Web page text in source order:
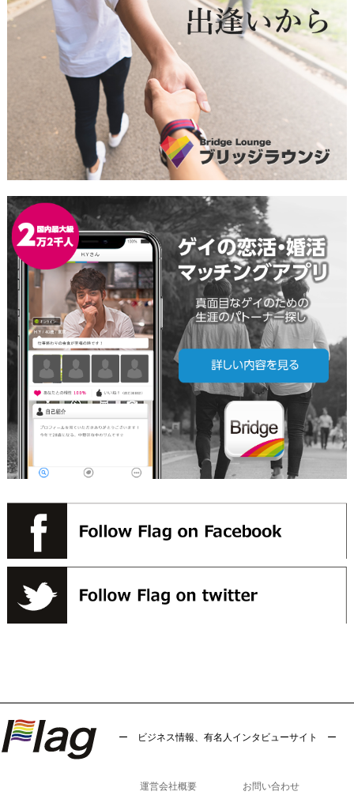
ー ビジネス情報、有名人インタビューサイト ー
運営会社概要 お問い合わせ